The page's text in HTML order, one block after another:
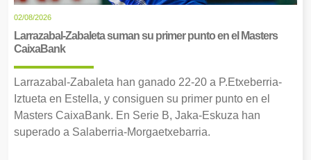
02/08/2026
Larrazabal-Zabaleta suman su primer punto en el Masters
CaixaBank
Larrazabal-Zabaleta han ganado 22-20 a P.Etxeberria-
Iztueta en Estella, y consiguen su primer punto en el
Masters CaixaBank. En Serie B, Jaka-Eskuza han
superado a Salaberria-Morgaetxebarria.